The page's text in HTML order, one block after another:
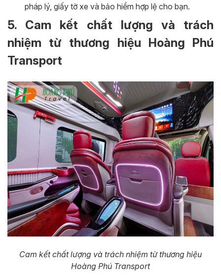
pháp lý, giấy tờ xe và bảo hiểm hợp lệ cho bạn.
5. Cam kết chất lượng và trách
nhiệm từ thương hiệu Hoàng Phú
Transport
Cam kết chất lượng và trách nhiệm từ thương hiệu
Hoàng Phú Transport